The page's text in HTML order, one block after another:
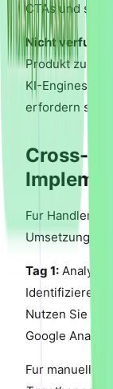
CTAs und
Nicht
Produkt zu
KI-Engines
erfordern
Cross-
Fur Handler,
Tag 1:
Identifizieren
Nutzen Sie
Google
Fur manuelle